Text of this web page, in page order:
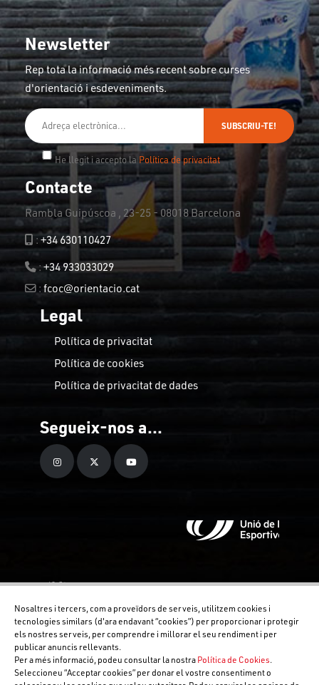
Newsletter
Rep tota la informació més recent sobre curses
d'orientació i esdeveniments.
SUBSCRIU-TE!
He llegit i accepto la Política de privacitat
Contacte
Rambla Guipúscoa , 23-25 - 08018 Barcelona
:+34 630110427
:+34 933033029
: fcoc@orientacio.cat
Legal
Política de privacitat
Política de cookies
Política de privacitat de dades
Segueix-nos a...
Nosaltres i tercers, com a proveïdors de serveis, utilitzem cookies i
tecnologies similars (d'ara endavant “cookies”) per proporcionar i protegir
els nostres serveis, per comprendre i millorar el seu rendiment i per
publicar anuncis rellevants.
Per a més informació, podeu consultar la nostra Política de Cookies.
Seleccioneu “Acceptar cookies” per donar el vostre consentiment o